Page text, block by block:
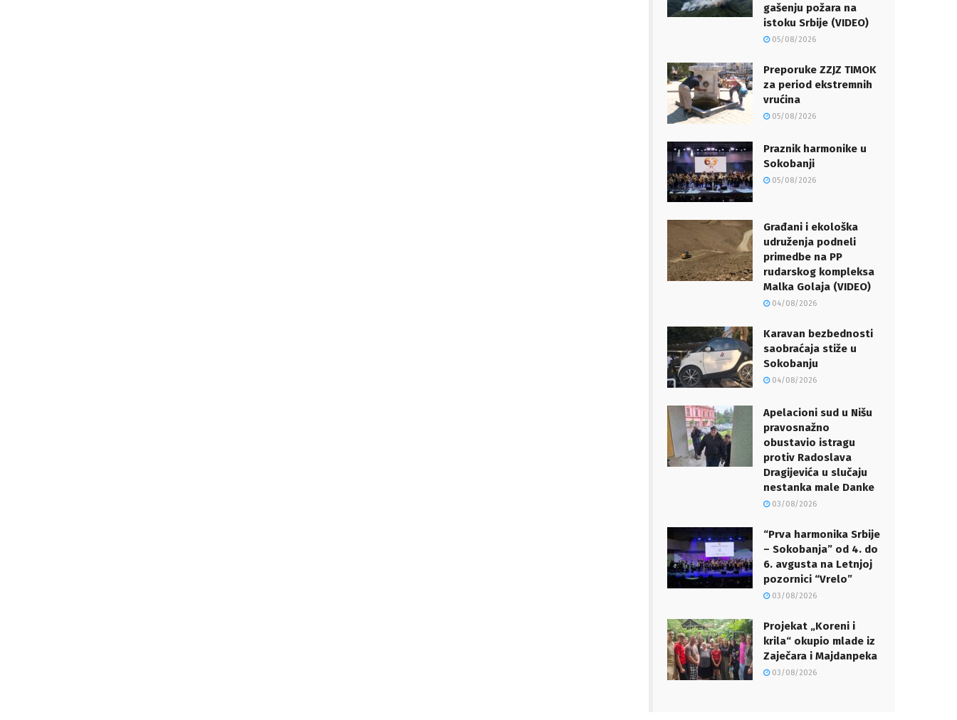
gašenju požara na
istoku Srbije (VIDEO)
05/08/2026
Preporuke ZZJZ TIMOK
za period ekstremnih
vrućina
05/08/2026
Praznik harmonike u
Sokobanji
05/08/2026
Građani i ekološka
udruženja podneli
primedbe na PP
rudarskog kompleksa
Malka Golaja (VIDEO)
04/08/2026
Karavan bezbednosti
saobraćaja stiže u
Sokobanju
04/08/2026
Apelacioni sud u Nišu
pravosnažno
obustavio istragu
protiv Radoslava
Dragijevića u slučaju
nestanka male Danke
03/08/2026
“Prva harmonika Srbije
– Sokobanja” od 4. do
6. avgusta na Letnjoj
pozornici “Vrelo”
03/08/2026
Projekat „Koreni i
krila“ okupio mlade iz
Zaječara i Majdanpeka
03/08/2026